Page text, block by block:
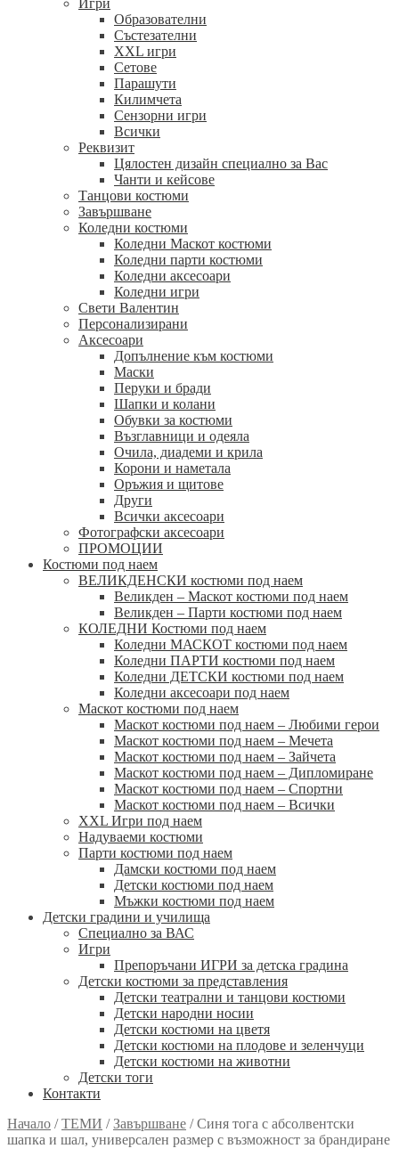
Игри
Образователни
Състезателни
XXL игри
Сетове
Парашути
Килимчета
Сензорни игри
Всички
Реквизит
Цялостен дизайн специално за Вас
Чанти и кейсове
Танцови костюми
Завършване
Коледни костюми
Коледни Маскот костюми
Коледни парти костюми
Коледни аксесоари
Коледни игри
Свети Валентин
Персонализирани
Аксесоари
Допълнение към костюми
Маски
Перуки и бради
Шапки и колани
Обувки за костюми
Възглавници и одеяла
Очила, диадеми и крила
Корони и наметала
Оръжия и щитове
Други
Всички аксесоари
Фотографски аксесоари
ПРОМОЦИИ
Костюми под наем
ВЕЛИКДЕНСКИ костюми под наем
Великден – Маскот костюми под наем
Великден – Парти костюми под наем
КОЛЕДНИ Костюми под наем
Коледни МАСКОТ костюми под наем
Коледни ПАРТИ костюми под наем
Коледни ДЕТСКИ костюми под наем
Коледни аксесоари под наем
Маскот костюми под наем
Маскот костюми под наем – Любими герои
Маскот костюми под наем – Мечета
Маскот костюми под наем – Зайчета
Маскот костюми под наем – Дипломиране
Маскот костюми под наем – Спортни
Маскот костюми под наем – Всички
XXL Игри под наем
Надуваеми костюми
Парти костюми под наем
Дамски костюми под наем
Детски костюми под наем
Мъжки костюми под наем
Детски градини и училища
Специално за ВАС
Игри
Препоръчани ИГРИ за детска градина
Детски костюми за представления
Детски театрални и танцови костюми
Детски народни носии
Детски костюми на цветя
Детски костюми на плодове и зеленчуци
Детски костюми на животни
Детски тоги
Контакти
Начало /ТЕМИ /Завършване /Синя тога с абсолвентски
шапка и шал, универсален размер с възможност за брандиране